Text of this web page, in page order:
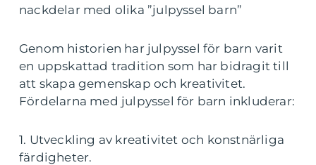
nackdelar med olika ”julpyssel barn”
Genom historien har julpyssel för barn varit
en uppskattad tradition som har bidragit till
att skapa gemenskap och kreativitet.
Fördelarna med julpyssel för barn inkluderar:
1. Utveckling av kreativitet och konstnärliga
färdigheter.